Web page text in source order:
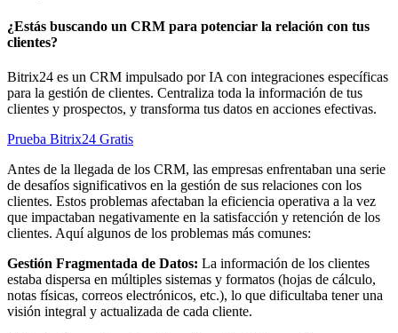
¿Estás buscando un CRM para potenciar la relación con tus
clientes?
Bitrix24 es un CRM impulsado por IA con integraciones específicas
para la gestión de clientes. Centraliza toda la información de tus
clientes y prospectos, y transforma tus datos en acciones efectivas.
Prueba Bitrix24 Gratis
Antes de la llegada de los CRM, las empresas enfrentaban una serie
de desafíos significativos en la gestión de sus relaciones con los
clientes. Estos problemas afectaban la eficiencia operativa a la vez
que impactaban negativamente en la satisfacción y retención de los
clientes. Aquí algunos de los problemas más comunes:
Gestión Fragmentada de Datos: La información de los clientes
estaba dispersa en múltiples sistemas y formatos (hojas de cálculo,
notas físicas, correos electrónicos, etc.), lo que dificultaba tener una
visión integral y actualizada de cada cliente.